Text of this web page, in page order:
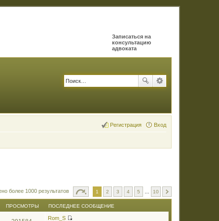
Записаться на
консультацию
адвоката
Вход
Регистрация
более 1000 результатов 1 2 3 4 5 10
ПРОСМОТРЫ ПОСЛЕДНЕЕ СООБЩЕНИЕ
Rom_S